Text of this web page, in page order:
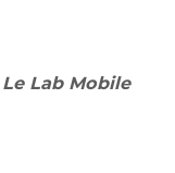
Le Lab Mobile